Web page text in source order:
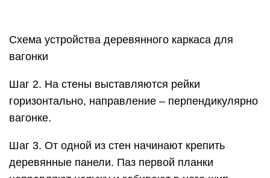
Схема крепления вагонки с помощью кляммеров
Шаг 5. По бокам оставляются зазоры от стен в
размере 2-2,5 см. Это обеспечивает
деформацию отделочного материала. Зазоры
впоследствии скрываются плинтусом.